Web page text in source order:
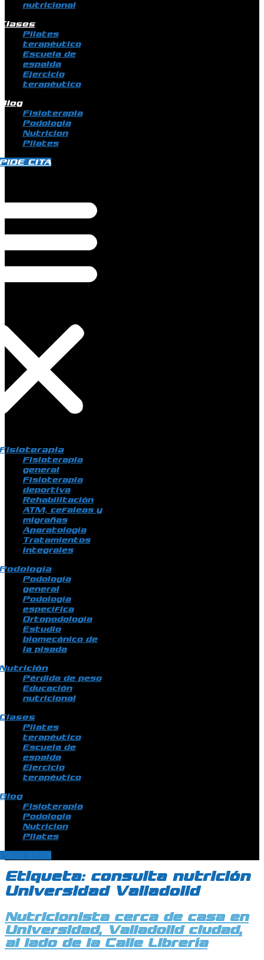
nutricional
Pilates
terapéutico
Escuela de
espalda
Ejercicio
terapéutico
Fisioterapia
Podologia
Nutricion
Pilates
CITA
Fisioterapia
general
Fisioterapia
deportiva
Rehabilitación
ATM, cefaleas y
migrañas
Aparatología
Tratamientos
integrales
Podología
general
Podología
específica
Ortopodología
Estudio
biomecánico de
la pisada
Pérdida de peso
Educación
nutricional
Pilates
terapéutico
Escuela de
espalda
Ejercicio
terapéutico
Fisioterapia
Podologia
Nutricion
Pilates
Etiqueta: consulta nutrición
Universidad Valladolid
Nutricionista cerca de casa en
Universidad, Valladolid ciudad,
al lado de la Calle Librería